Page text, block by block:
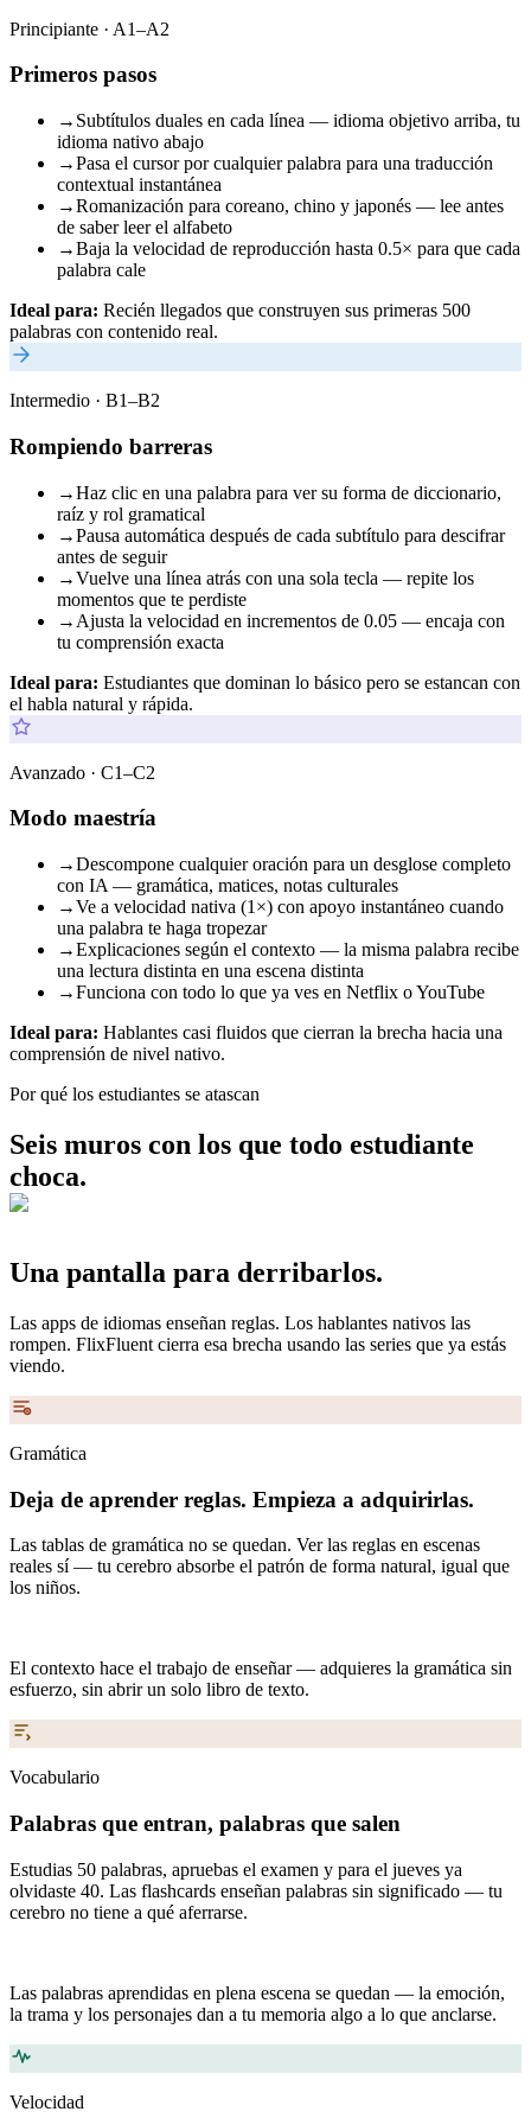
Principiante · A1–A2
Primeros pasos
→ Subtítulos duales en cada línea — idioma objetivo arriba, tu
idioma nativo abajo
→Pasa el cursor por cualquier palabra para una traducción
contextual instantánea
→Romanización para coreano, chino y japonés — lee antes
de saber leer el alfabeto
→Baja la velocidad de reproducción hasta 0.5× para que cada
palabra cale
Ideal para: Recién llegados que construyen sus primeras 500
palabras con contenido real.
Intermedio · B1–B2
Rompiendo barreras
→Haz clic en una palabra para ver su forma de diccionario,
raíz y rol gramatical
→Pausa automática después de cada subtítulo para descifrar
antes de seguir
→Vuelve una línea atrás con una sola tecla — repite los
momentos que te perdiste
→ Ajusta la velocidad en incrementos de 0.05 — encaja con
tu comprensión exacta
Ideal para: Estudiantes que dominan lo básico pero se estancan con
el habla natural y rápida.
Avanzado · C1–C2
Modo maestría
→Descompone cualquier oración para un desglose completo
con IA — gramática, matices, notas culturales
→Ve a velocidad nativa (1×) con apoyo instantáneo cuando
una palabra te haga tropezar
→Explicaciones según el contexto — la misma palabra recibe
una lectura distinta en una escena distinta
→Funciona con todo lo que ya ves en Netflix o YouTube
Ideal para: Hablantes casi fluidos que cierran la brecha hacia una
comprensión de nivel nativo.
Por qué los estudiantes se atascan
Seis muros con los que todo estudiante
choca.
Una pantalla para derribarlos.
Las apps de idiomas enseñan reglas. Los hablantes nativos las
rompen. FlixFluent cierra esa brecha usando las series que ya estás
viendo.
Gramática
Deja de aprender reglas. Empieza a adquirirlas.
Las tablas de gramática no se quedan. Ver las reglas en escenas
reales sí — tu cerebro absorbe el patrón de forma natural, igual que
los niños.
El contexto hace el trabajo de enseñar — adquieres la gramática sin
esfuerzo, sin abrir un solo libro de texto.
Vocabulario
Palabras que entran, palabras que salen
Estudias 50 palabras, apruebas el examen y para el jueves ya
olvidaste 40. Las flashcards enseñan palabras sin significado — tu
cerebro no tiene a qué aferrarse.
Las palabras aprendidas en plena escena se quedan — la emoción,
la trama y los personajes dan a tu memoria algo a lo que anclarse.
Velocidad